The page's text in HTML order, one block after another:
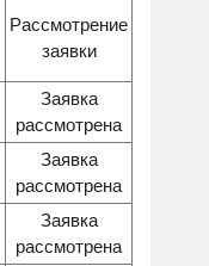
Рассмотрение
заявки
Заявка
рассмотрена
Заявка
рассмотрена
Заявка
рассмотрена